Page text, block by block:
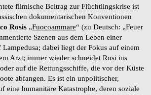
filmische Beitrag zur Flüchtlingskrise ist
dokumentarischen Konventionen
Rosis „Fuocoammare“ (zu Deutsch: „Feuer
Szenen aus dem Leben einer
dabei liegt der Fokus auf einem
Arzt; immer wieder schneidet Rosi ins
auf die Rettungsschiffe, die vor der Küste
abfangen. Es ist ein unpolitischer,
eine humanitäre Katastrophe, deren soziale